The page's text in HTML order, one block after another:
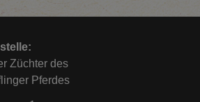
Züchter des
Pferdes